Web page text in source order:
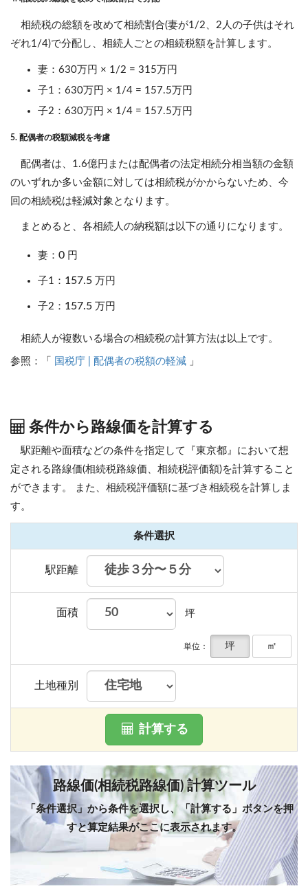
相続税の総額を改めて相続割合(妻が1/2、2人の子供はそれ
ぞれ1/4)で分配し、相続人ごとの相続税額を計算します。
妻：630万円 × 1/2 = 315万円
子1：630万円 × 1/4 = 157.5万円
子2：630万円 × 1/4 = 157.5万円
5. 配偶者の税額減税を考慮
配偶者は、1.6億円または配偶者の法定相続分相当額の金額
のいずれか多い金額に対しては相続税がかからないため、今
回の相続税は軽減対象となります。
まとめると、各相続人の納税額は以下の通りになります。
妻： 0 円
子1： 157.5 万円
子2： 157.5 万円
相続人が複数いる場合の相続税の計算方法は以上です。
参照：「 国税庁 | 配偶者の税額の軽減 」
条件から路線価を計算する
駅距離や面積などの条件を指定して『東京都』において想
定される路線価(相続税路線価、相続税評価額)を計算すること
ができます。
また、相続税評価額に基づき相続税を計算しま
す。
条件選択
駅距離
面積 坪
単位： 坪 ㎡
土地種別
計算する
路線価(相続税路線価) 計算ツール
「条件選択」から条件を選択し、「計算する」ボタンを押
すと算定結果がここに表示されます。